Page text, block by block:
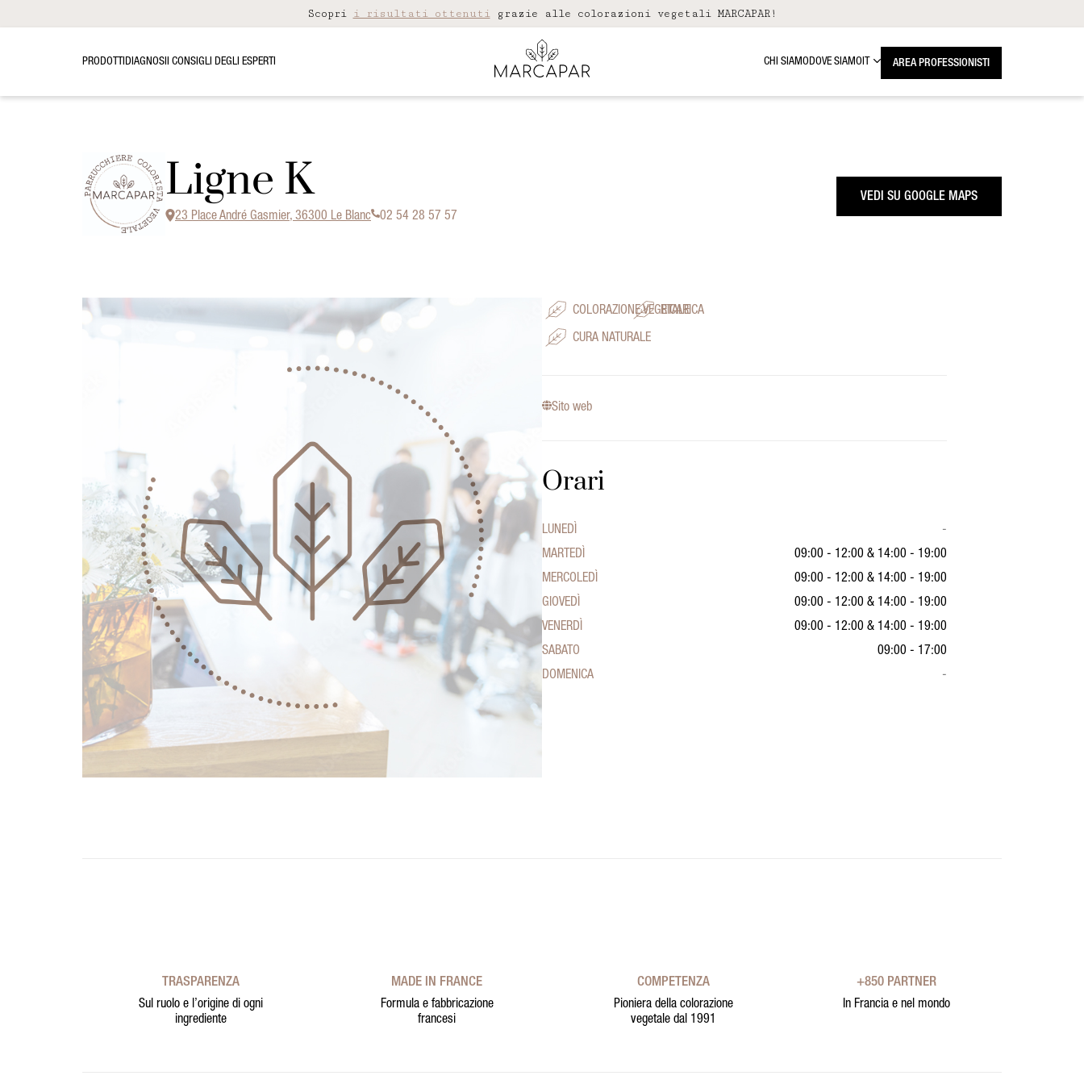
Scopri i risultati ottenutigrazie alle colorazioni vegetali MARCAPAR!
PRODOTTIDIAGNOSII CONSIGLI DEGLI ESPERTI CHI SIAMODOVE SIAMOIT AREA PROFESSIONISTI
Ligne K
23 Place André Gasmier, 36300 Le Blanc 02 54 28 57 57
VEDI SU GOOGLE MAPS
COLORAZIONE VEGETALE
RICARICA
CURA NATURALE
Sito web
Orari
LUNEDÌ
-
MARTEDÌ
09:00 - 12:00 & 14:00 - 19:00
MERCOLEDÌ
09:00 - 12:00 & 14:00 - 19:00
GIOVEDÌ
09:00 - 12:00 & 14:00 - 19:00
VENERDÌ
09:00 - 12:00 & 14:00 - 19:00
SABATO
09:00 - 17:00
DOMENICA
-
TRASPARENZA
Sul ruolo e l’origine di ogni
ingrediente
MADE IN FRANCE
Formula e fabbricazione
francesi
COMPETENZA
Pioniera della colorazione
vegetale dal 1991
+850 PARTNER
In Francia e nel mondo